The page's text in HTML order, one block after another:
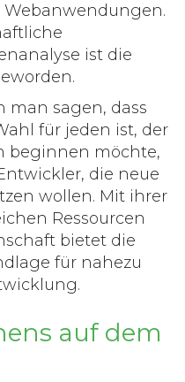
ist die
man sagen, dass
für jeden ist, der
beginnen möchte,
die neue
wollen. Mit ihrer
Ressourcen
bietet die
für nahezu
auf dem